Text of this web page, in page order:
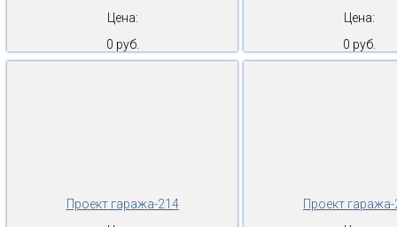
Цена:
0 руб.
Цена:
0 руб.
Проект гаража-214
Проект